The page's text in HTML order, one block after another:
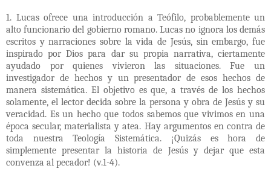
1. Lucas ofrece una introducción a Teófilo, probablemente un
alto funcionario del gobierno romano. Lucas no ignora los demás
escritos y narraciones sobre la vida de Jesús, sin embargo, fue
inspirado por Dios para dar su propia narrativa, ciertamente
ayudado por quienes vivieron las situaciones. Fue un
investigador de hechos y un presentador de esos hechos de
manera sistemática. El objetivo es que, a través de los hechos
solamente, el lector decida sobre la persona y obra de Jesús y su
veracidad. Es un hecho que todos sabemos que vivimos en una
época secular, materialista y atea. Hay argumentos en contra de
toda nuestra Teología Sistemática. ¡Quizás es hora de
simplemente presentar la historia de Jesús y dejar que esta
convenza al pecador! (v.1-4).